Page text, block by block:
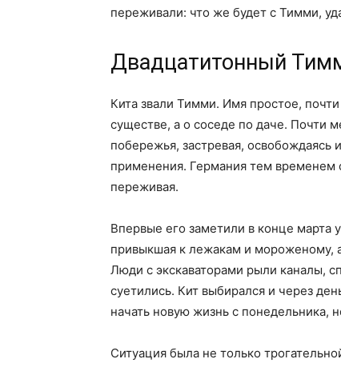
переживали: что же будет с Тимми,
Двадцатитонный
Кита звали Тимми. Имя простое,
существе, а о соседе по даче. Почти
побережья, застревая,
применения. Германия тем
переживая.
Впервые его заметили в конце
привыкшая к лежакам и мороженому,
Люди с экскаваторами рыли каналы,
суетились. Кит выбирался и через
начать новую жизнь с понедельника,
Ситуация была не только